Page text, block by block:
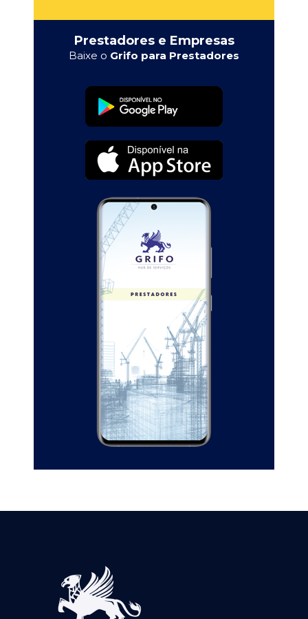
Prestadores e Empresas
Baixe o Grifo para Prestadores